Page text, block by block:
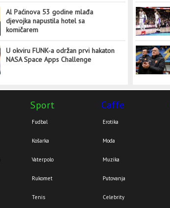
Al Paćinova 53 godine mlađa
djevojka napustila hotel sa
komičarem
U okviru FUNK-a održan prvi hakaton
NASA Space Apps Challenge
Sport
Fudbal
Košarka
Vaterpolo
Rukomet
Tenis
Caffe
Erotika
Moda
Muzika
Putovanja
Celebrity